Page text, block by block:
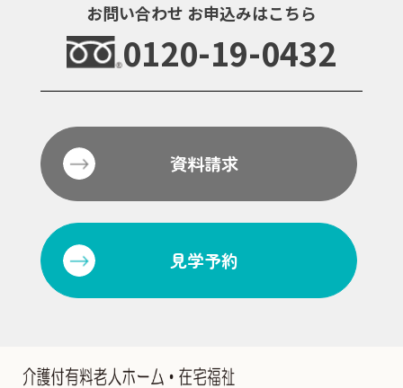
お問い合わせ お申込みはこちら
0120-19-0432
資料請求
見学予約